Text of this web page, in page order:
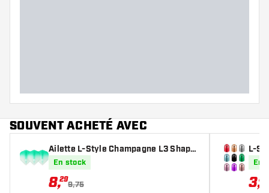
SOUVENT ACHETÉ AVEC
Ailette L-Style Champagne L3 Shape
2-Tone CWH×Green
En stock
8,29
9,75
L-
ings
En
3,82